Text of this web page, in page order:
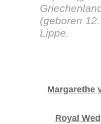
(geboren
Lippe.
Margarethe
Royal